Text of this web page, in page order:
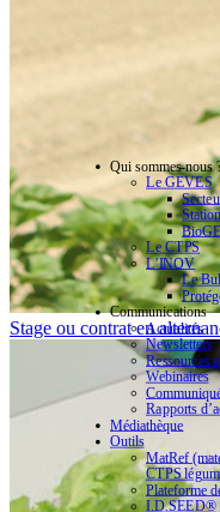
Stage ou contrat en
Qui sommes-nous
Le GEVES
Le CTPS
L’INOV
Le
Communications
Actualités
Newsletters
Ressources
Webinaires
Rapports
Médiathèque
Outils
MatRef
CTPS
Plateforme
I.D.SEED®